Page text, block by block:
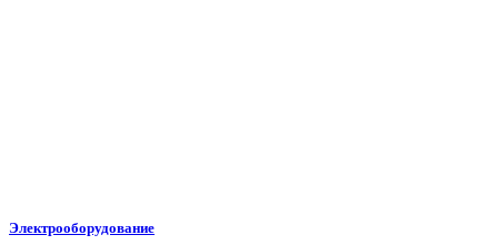
Электрооборудование